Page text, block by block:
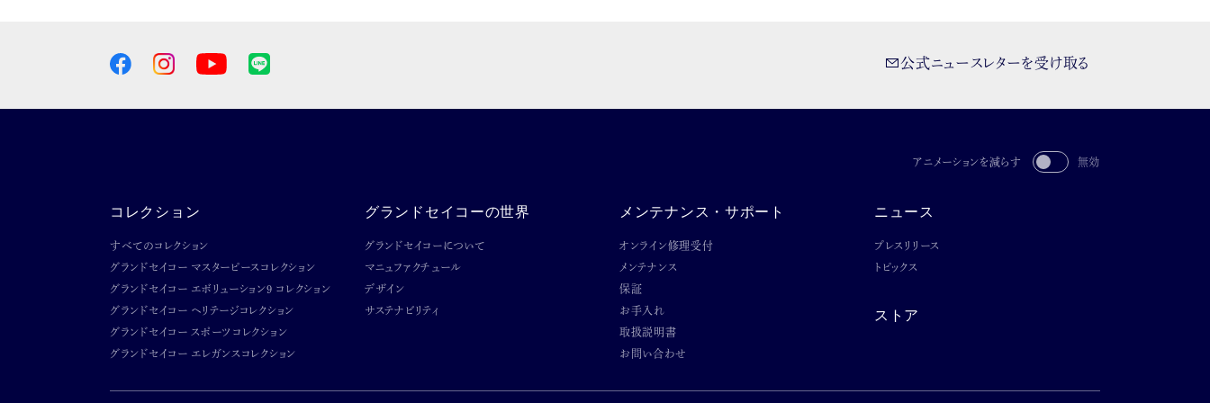
公式ニュースレターを受け取る
アニメーションを減らす 無効
コレクション
すべてのコレクション
グランドセイコー マスターピースコレクション
グランドセイコー エボリューション9 コレクション
グランドセイコー ヘリテージコレクション
グランドセイコー スポーツコレクション
グランドセイコー エレガンスコレクション
グランドセイコーの世界
グランドセイコーについて
マニュファクチュール
デザイン
サステナビリティ
メンテナンス・サポート
オンライン修理受付
メンテナンス
保証
お手入れ
取扱説明書
お問い合わせ
ニュース
プレスリリース
トピックス
ストア